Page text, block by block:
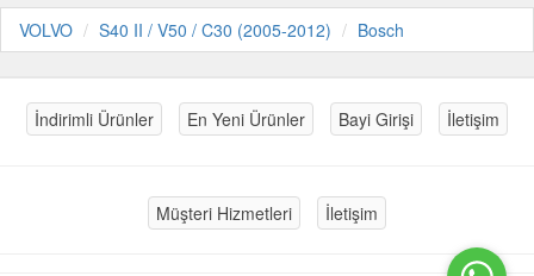
VOLVO S40 II / V50 / C30 (2005-2012) Bosch
İndirimli Ürünler En Yeni Ürünler Bayi Girişi İletişim
Müşteri Hizmetleri İletişim